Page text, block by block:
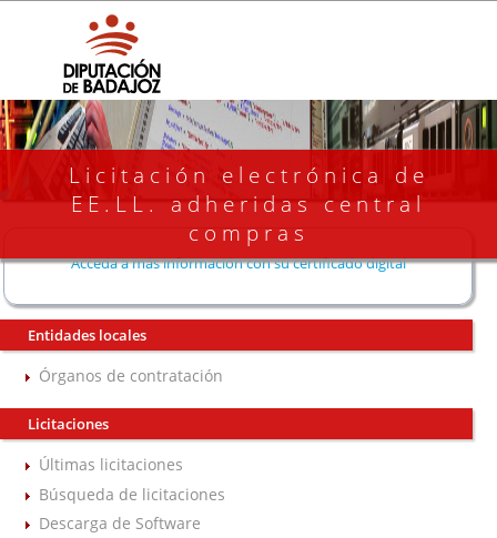
Licitación electrónica de
EE.LL. adheridas central
compras
Acceda a más información con su certificado digital
Entidades locales
Órganos de contratación
Licitaciones
Últimas licitaciones
Búsqueda de licitaciones
Descarga de Software